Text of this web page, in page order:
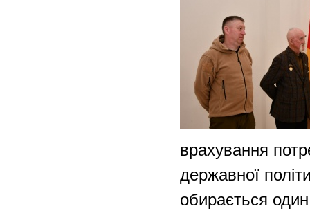
врахування
державної
обирається